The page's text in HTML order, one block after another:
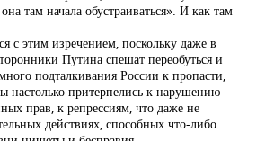
там начала обустраиваться». И как там
с этим изречением, поскольку даже в
Путина спешат переобуться и
подталкивания России к пропасти,
настолько притерпелись к нарушению
прав, к репрессиям, что даже не
действиях, способных что-либо